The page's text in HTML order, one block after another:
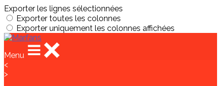
Exporter les lignes sélectionnées
Exporter toutes les colonnes
Exporter uniquement les colonnes affichées
Menu
<
>